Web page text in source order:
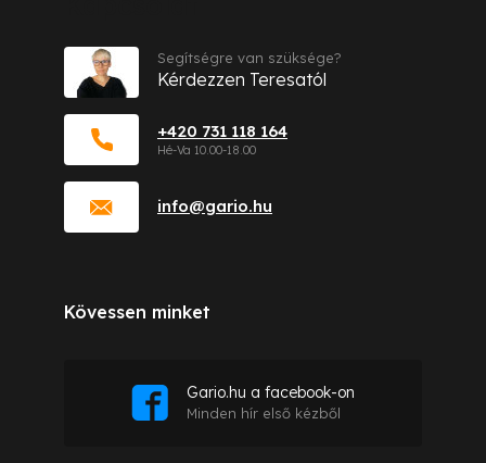
info@gario.hu
+420 731 118 164
Segítségre van szüksége?
Kérdezzen Teresatól
Kövessen minket
Gario.hu a facebook-on
Minden hír első kézből